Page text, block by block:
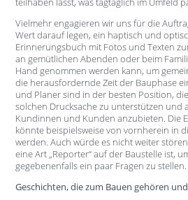
Vielmehr engagieren wir uns für die
Wert darauf legen, ein haptisch und
Erinnerungsbuch mit Fotos und Texten
an gemütlichen Abenden oder beim
Hand genommen werden kann, um
die herausfordernde Zeit der Bauphase
und Planer sind in der besten Position,
solchen Drucksache zu unterstützen und
Kundinnen und Kunden anzubieten. Die
könnte beispielsweise von vornherein in
werden. Auch würde es nicht weiter
eine Art „Reporter“ auf der Baustelle ist,
gegebenenfalls ein paar Fragen zu stellen.
Geschichten, die zum Bauen gehören